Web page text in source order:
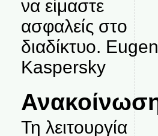
να είμαστε
ασφαλείς στο
διαδίκτυο.
Kaspersky
Τη λειτουργία